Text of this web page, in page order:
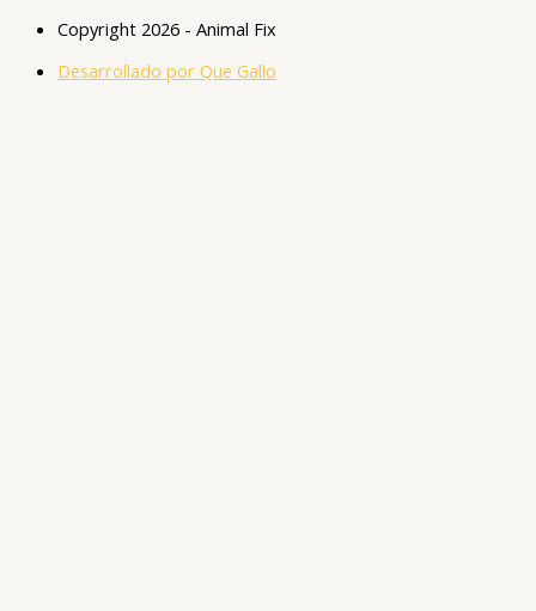
Copyright 2026 - Animal Fix
Desarrollado por Que Gallo